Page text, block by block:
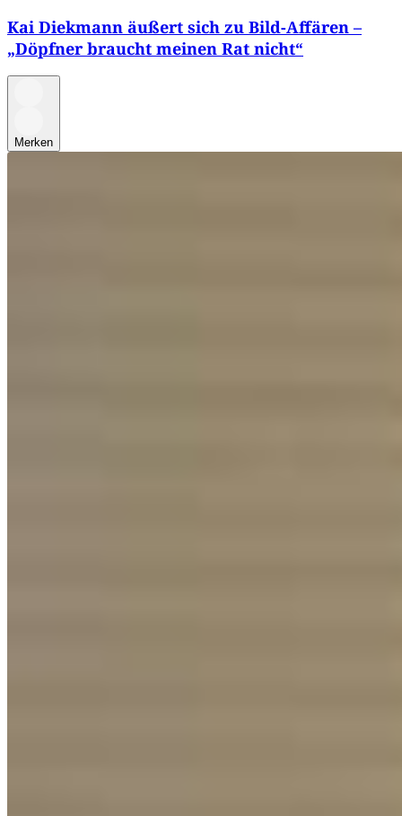
Kai Diekmann äußert sich zu Bild-Affären –
„Döpfner braucht meinen Rat nicht“
Merken